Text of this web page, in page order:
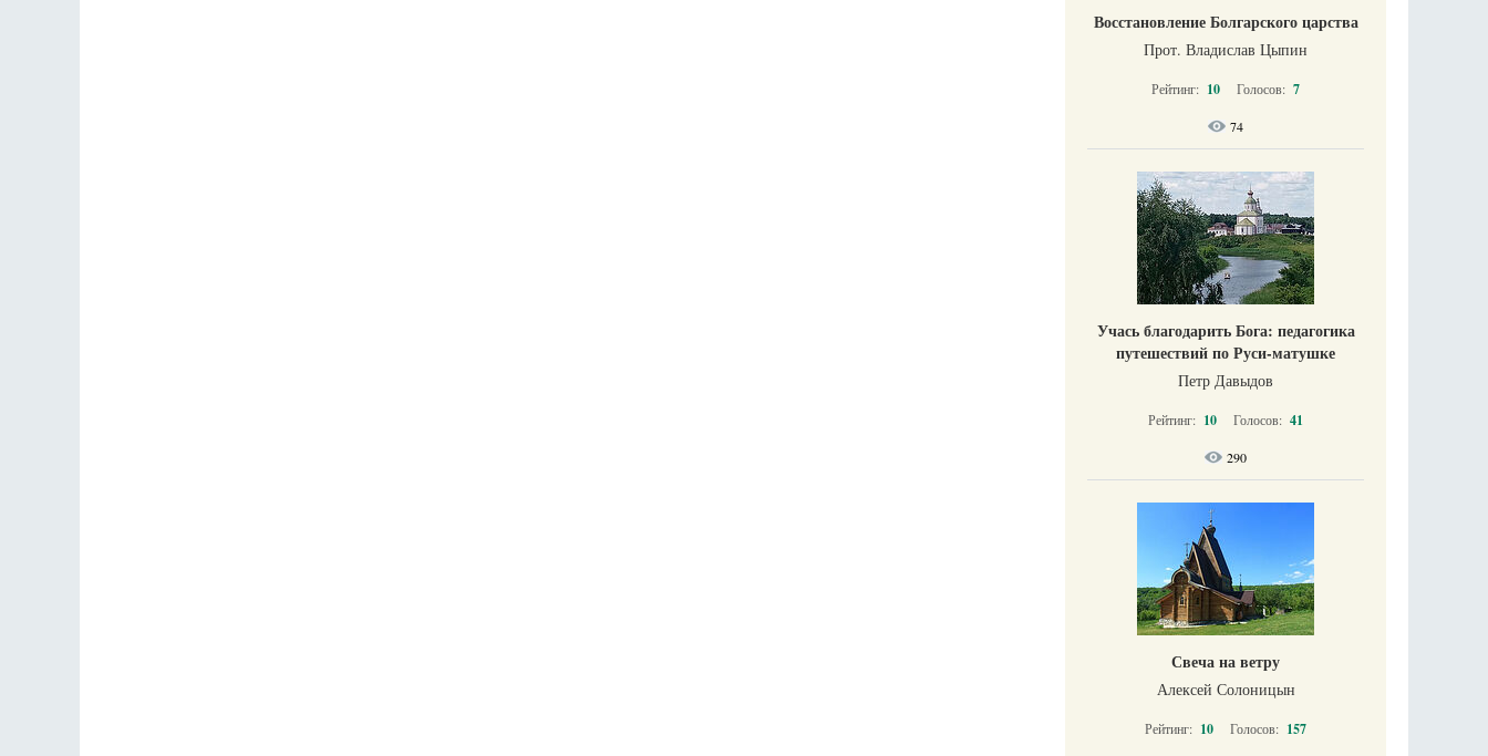
Восстановление Болгарского царства
Прот. Владислав Цыпин
Рейтинг: 10 Голосов: 7
74
Учась благодарить Бога: педагогика
путешествий по Руси-матушке
Петр Давыдов
Рейтинг: 10 Голосов: 41
290
Свеча на ветру
Алексей Солоницын
Рейтинг: 10 Голосов: 157